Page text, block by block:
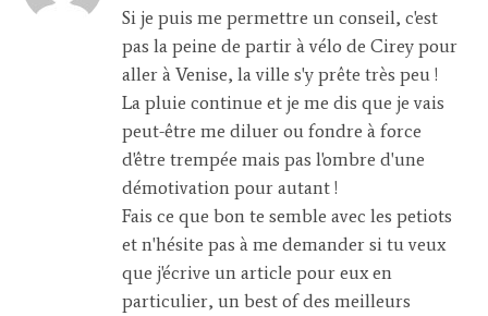
Si je puis me permettre un conseil, c'est
pas la peine de partir à vélo de Cirey pour
aller à Venise, la ville s'y prête très peu !
La pluie continue et je me dis que je vais
peut-être me diluer ou fondre à force
d'être trempée mais pas l'ombre d'une
démotivation pour autant !
Fais ce que bon te semble avec les petiots
et n'hésite pas à me demander si tu veux
que j'écrive un article pour eux en
particulier, un best of des meilleurs